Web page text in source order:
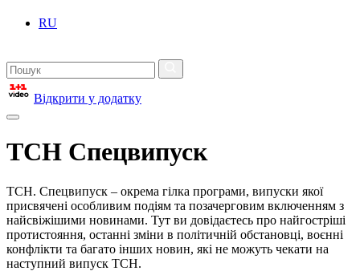
RU
Відкрити у додатку
ТСН Спецвипуск
ТСН. Спецвипуск – окрема гілка програми, випуски якої
присвячені особливим подіям та позачерговим включенням з
найсвіжішими новинами. Тут ви довідаєтесь про найгостріші
протистояння, останні зміни в політичній обстановці, воєнні
конфлікти та багато інших новин, які не можуть чекати на
наступний випуск ТСН.